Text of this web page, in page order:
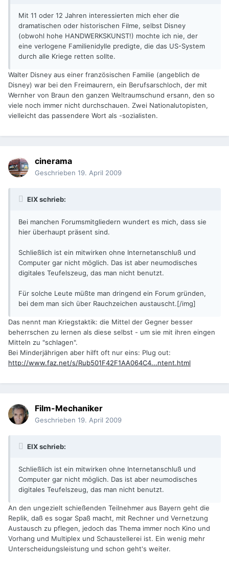
Mit 11 oder 12 Jahren interessierten mich eher die
dramatischen oder historischen Filme, selbst Disney
(obwohl hohe HANDWERKSKUNST!) mochte ich nie, der
eine verlogene Familienidylle predigte, die das US-System
durch alle Kriege retten sollte.
Walter Disney aus einer französischen Familie (angeblich de
Disney) war bei den Freimaurern, ein Berufsarschloch, der mit
Wernher von Braun den ganzen Weltraumschund ersann, den so
viele noch immer nicht durchschauen. Zwei Nationalutopisten,
vielleicht das passendere Wort als -sozialisten.
cinerama
Geschrieben 19. April 2009
EIX schrieb:
Bei manchen Forumsmitgliedern wundert es mich, dass sie
hier überhaupt präsent sind.
Schließlich ist ein mitwirken ohne Internetanschluß und
Computer gar nicht möglich. Das ist aber neumodisches
digitales Teufelszeug, das man nicht benutzt.
Für solche Leute müßte man dringend ein Forum gründen,
bei dem man sich über Rauchzeichen austauscht.[/img]
Das nennt man Kriegstaktik: die Mittel der Gegner besser
beherrschen zu lernen als diese selbst - um sie mit ihren eingen
Mitteln zu "schlagen".
Bei Minderjährigen aber hilft oft nur eins: Plug out:
http://www.faz.net/s/Rub501F42F1AA064C4...ntent.html
Film-Mechaniker
Geschrieben 19. April 2009
EIX schrieb:
Schließlich ist ein mitwirken ohne Internetanschluß und
Computer gar nicht möglich. Das ist aber neumodisches
digitales Teufelszeug, das man nicht benutzt.
An den ungezielt schießenden Teilnehmer aus Bayern geht die
Replik, daß es sogar Spaß macht, mit Rechner und Vernetzung
Austausch zu pflegen, jedoch das Thema immer noch Kino und
Vorhang und Multiplex und Schaustellerei ist. Ein wenig mehr
Unterscheidungsleistung und schon geht's weiter.